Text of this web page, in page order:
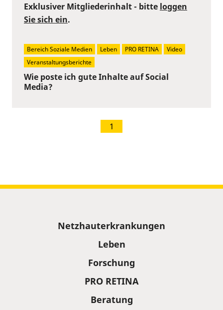
Wie poste ich gute Inhalte auf Social
Media?
Exklusiver Mitgliederinhalt - bitte loggen
Sie sich ein.
Bereich Soziale Medien Leben PRO RETINA
Video
Veranstaltungsberichte
1
Netzhauterkrankungen
Leben
Forschung
PRO RETINA
Beratung